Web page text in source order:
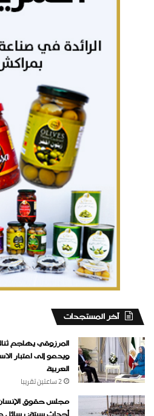
‏آخر المستجدات
المرزوقي يهاجم
ويدعو إلى اعتبار
العربية
2 ساعتين ‏تقريبا
مجلس حقوق